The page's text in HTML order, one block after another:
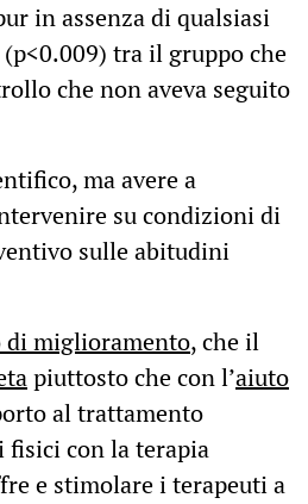
in assenza di qualsiasi
tra il gruppo che
che non aveva seguito
ma avere a
su condizioni di
sulle abitudini
di miglioramento, che il
piuttosto che con l’aiuto
al trattamento
fisici con la terapia
e stimolare i terapeuti a